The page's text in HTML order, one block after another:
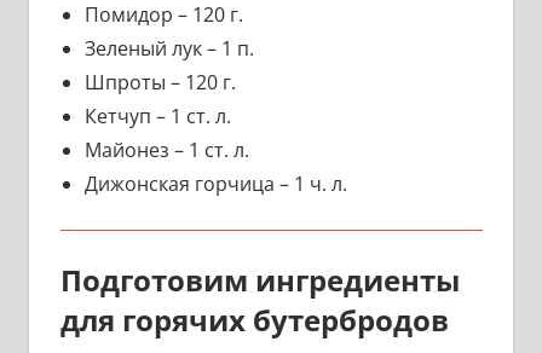
Помидор – 120 г.
Зеленый лук – 1 п.
Шпроты – 120 г.
Кетчуп – 1 ст. л.
Майонез – 1 ст. л.
Дижонская горчица – 1 ч. л.
Подготовим ингредиенты
для горячих бутербродов